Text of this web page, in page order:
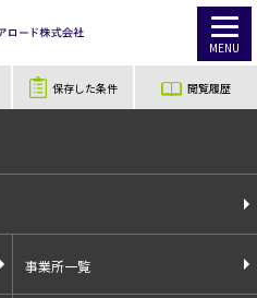
MENU
保存した条件 閲覧履歴
事業所一覧